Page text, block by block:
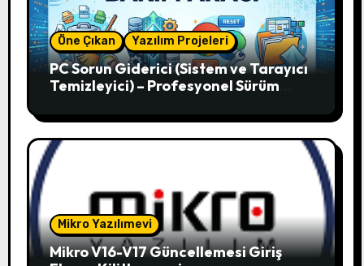
Öne Çıkan Yazılım Projeleri
PC Sorun Giderici (Sistem ve Tarayıcı
Temizleyici) – Profesyonel Sürüm
Mikro Yazılımevi
Mikro V16-V17 Güncellemesi Giriş